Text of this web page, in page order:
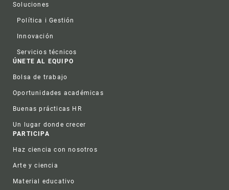
Soluciones
Política i Gestión
Innovación
Servicios técnicos
ÚNETE AL EQUIPO
Bolsa de trabajo
Oportunidades académicas
Buenas prácticas HR
Un lugar donde crecer
PARTICIPA
Haz ciencia con nosotros
Arte y ciencia
Material educativo